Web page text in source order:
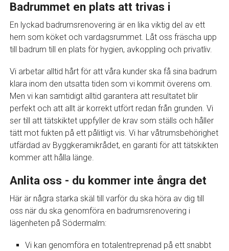
Badrummet en plats att trivas i
En lyckad badrumsrenovering är en lika viktig del av ett
hem som köket och vardagsrummet. Låt oss fräscha upp
till badrum till en plats för hygien, avkoppling och privatliv.
Vi arbetar alltid hårt för att våra kunder ska få sina badrum
klara inom den utsatta tiden som vi kommit överens om.
Men vi kan samtidigt alltid garantera att resultatet blir
perfekt och att allt är korrekt utfört redan från grunden. Vi
ser till att tätskiktet uppfyller de krav som ställs och håller
tätt mot fukten på ett pålitligt vis. Vi har våtrumsbehörighet
utfärdad av Byggkeramikrådet, en garanti för att tätskikten
kommer att hålla länge.
Anlita oss - du kommer inte ångra det
Här är några starka skäl till varför du ska höra av dig till
oss när du ska genomföra en badrumsrenovering i
lägenheten på Södermalm:
Vi kan genomföra en totalentreprenad på ett snabbt